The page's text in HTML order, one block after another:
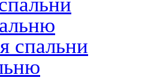
спальни